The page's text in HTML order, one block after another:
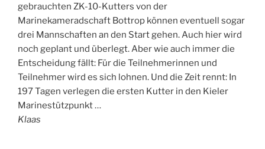
gebrauchten ZK-10-Kutters von der
Marinekameradschaft Bottrop können eventuell sogar
drei Mannschaften an den Start gehen. Auch hier wird
noch geplant und überlegt. Aber wie auch immer die
Entscheidung fällt: Für die Teilnehmerinnen und
Teilnehmer wird es sich lohnen. Und die Zeit rennt: In
197 Tagen verlegen die ersten Kutter in den Kieler
Marinestützpunkt …
Klaas